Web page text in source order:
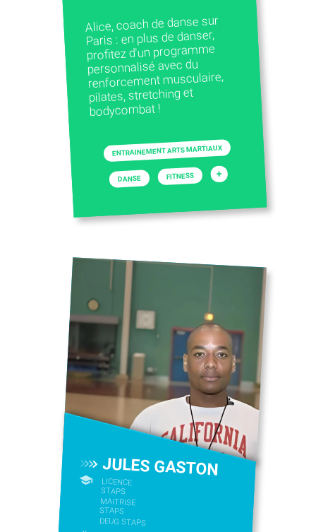
Alice, coach de danse sur
Paris : en plus de danser,
profitez d'un programme
personnalisé avec du
renforcement musculaire,
pilates, stretching et
bodycombat !
ENTRAINEMENT ARTS MARTIAUX
DANSE FITNESS +
JULES GASTON
LICENCE
STAPS
MAITRISE
STAPS
DEUG STAPS